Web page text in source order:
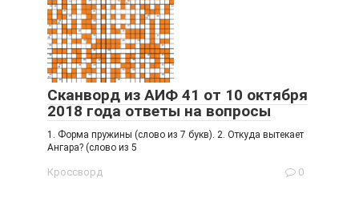
Сканворд из АИФ 41 от 10 октября
2018 года ответы на вопросы
1. Форма пружины (слово из 7 букв). 2. Откуда вытекает
Ангара? (слово из 5
Кроссворд 0